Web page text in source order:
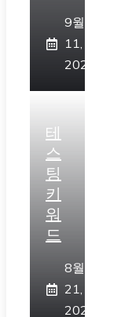
9월
11,
2023
테
스
팅
키
워
드
8월
21,
2023